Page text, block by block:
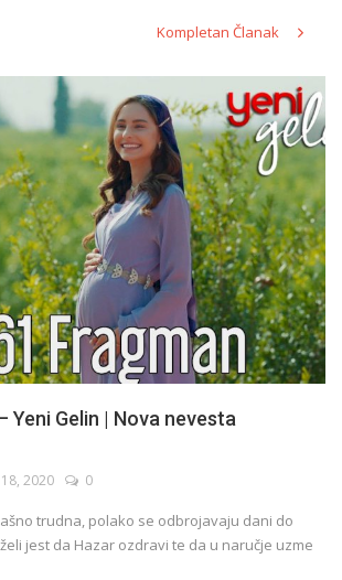
Kompletan Članak
Yeni Gelin | Nova nevesta
2020 0
trudna, polako se odbrojavaju dani do
jest da Hazar ozdravi te da u naručje uzme